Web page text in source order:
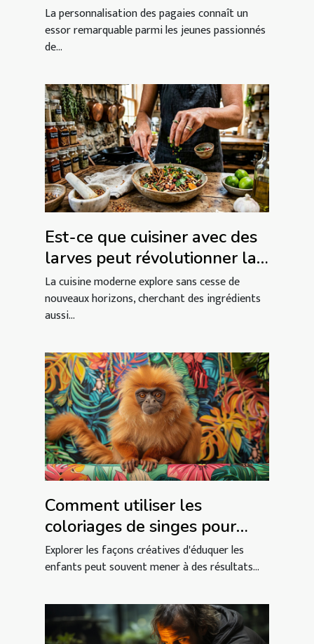
nouvelle génération de
kayakistes
La personnalisation des pagaies connaît un
essor remarquable parmi les jeunes passionnés
de...
Est-ce que cuisiner avec des
larves peut révolutionner la
gastronomie ?
La cuisine moderne explore sans cesse de
nouveaux horizons, cherchant des ingrédients
aussi...
Comment utiliser les
coloriages de singes pour
éduquer les enfants
Explorer les façons créatives d'éduquer les
enfants peut souvent mener à des résultats...